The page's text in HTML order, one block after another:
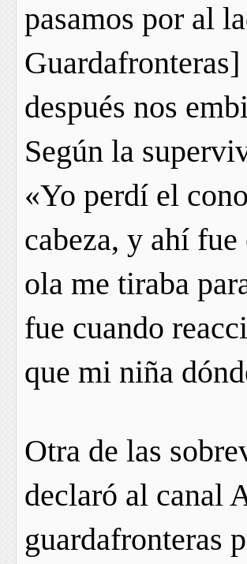
pasamos por al
después nos
Según la
«Yo perdí el
cabeza, y ahí
ola me tiraba
fue cuando
que mi niña
Otra de las
declaró al canal
guardafronteras